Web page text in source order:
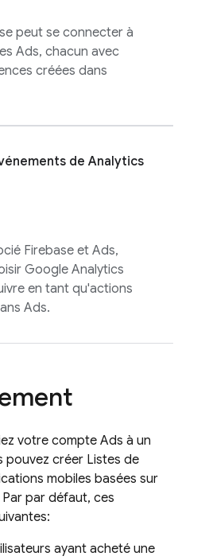
peut se connecter à
Ads, chacun avec
créées dans
de Analytics
Firebase et Ads,
Google Analytics
en tant qu'actions
Ads.
votre compte Ads à un
pouvez créer Listes de
mobiles basées sur
par défaut, ces
ayant acheté une